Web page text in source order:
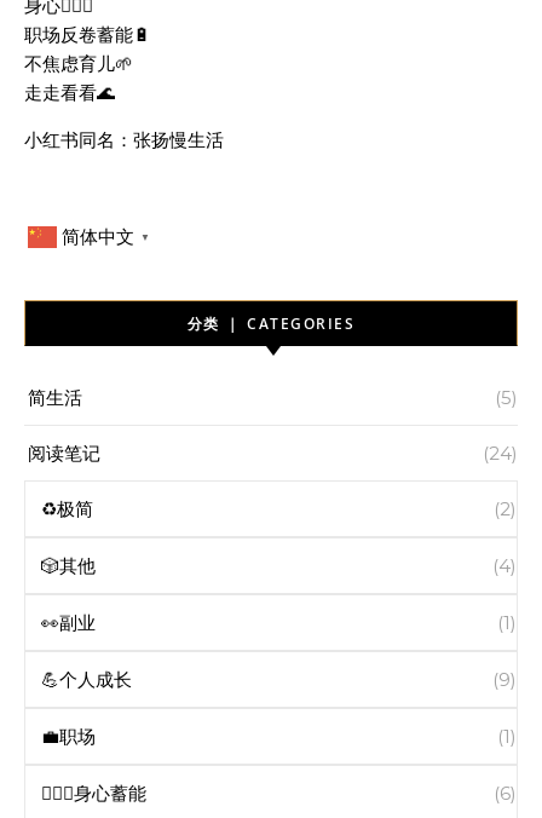
身心🧘🏻‍♀️
职场反卷蓄能🔋
不焦虑育儿🌱
走走看看🌊
小红书同名：张扬慢生活
简体中文 ▼
分类 ｜ CATEGORIES
简生活 (5)
阅读笔记 (24)
♻️极简 (2)
🎲其他 (4)
👀副业 (1)
💪个人成长 (9)
💼职场 (1)
🧘🏻‍♀️身心蓄能 (6)